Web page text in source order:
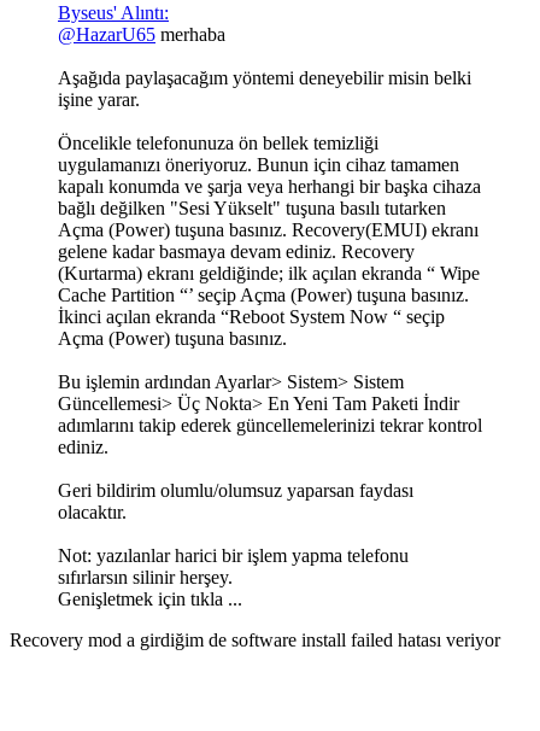
Byseus' Alıntı:
@HazarU65 merhaba
Aşağıda paylaşacağım yöntemi deneyebilir misin belki
işine yarar.
Öncelikle telefonunuza ön bellek temizliği
uygulamanızı öneriyoruz. Bunun için cihaz tamamen
kapalı konumda ve şarja veya herhangi bir başka cihaza
bağlı değilken "Sesi Yükselt" tuşuna basılı tutarken
Açma (Power) tuşuna basınız. Recovery(EMUI) ekranı
gelene kadar basmaya devam ediniz. Recovery
(Kurtarma) ekranı geldiğinde; ilk açılan ekranda “ Wipe
Cache Partition “’ seçip Açma (Power) tuşuna basınız.
İkinci açılan ekranda “Reboot System Now “ seçip
Açma (Power) tuşuna basınız.
Bu işlemin ardından Ayarlar> Sistem> Sistem
Güncellemesi> Üç Nokta> En Yeni Tam Paketi İndir
adımlarını takip ederek güncellemelerinizi tekrar kontrol
ediniz.
Geri bildirim olumlu/olumsuz yaparsan faydası
olacaktır.
Not: yazılanlar harici bir işlem yapma telefonu
sıfırlarsın silinir herşey.
Genişletmek için tıkla ...
Recovery mod a girdiğim de software install failed hatası veriyor